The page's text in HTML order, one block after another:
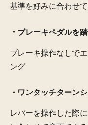
基準を好みに合わせ
・ブレーキペダルを
ブレーキ操作なしで
ング
・ワンタッチターン
レバーを操作した際